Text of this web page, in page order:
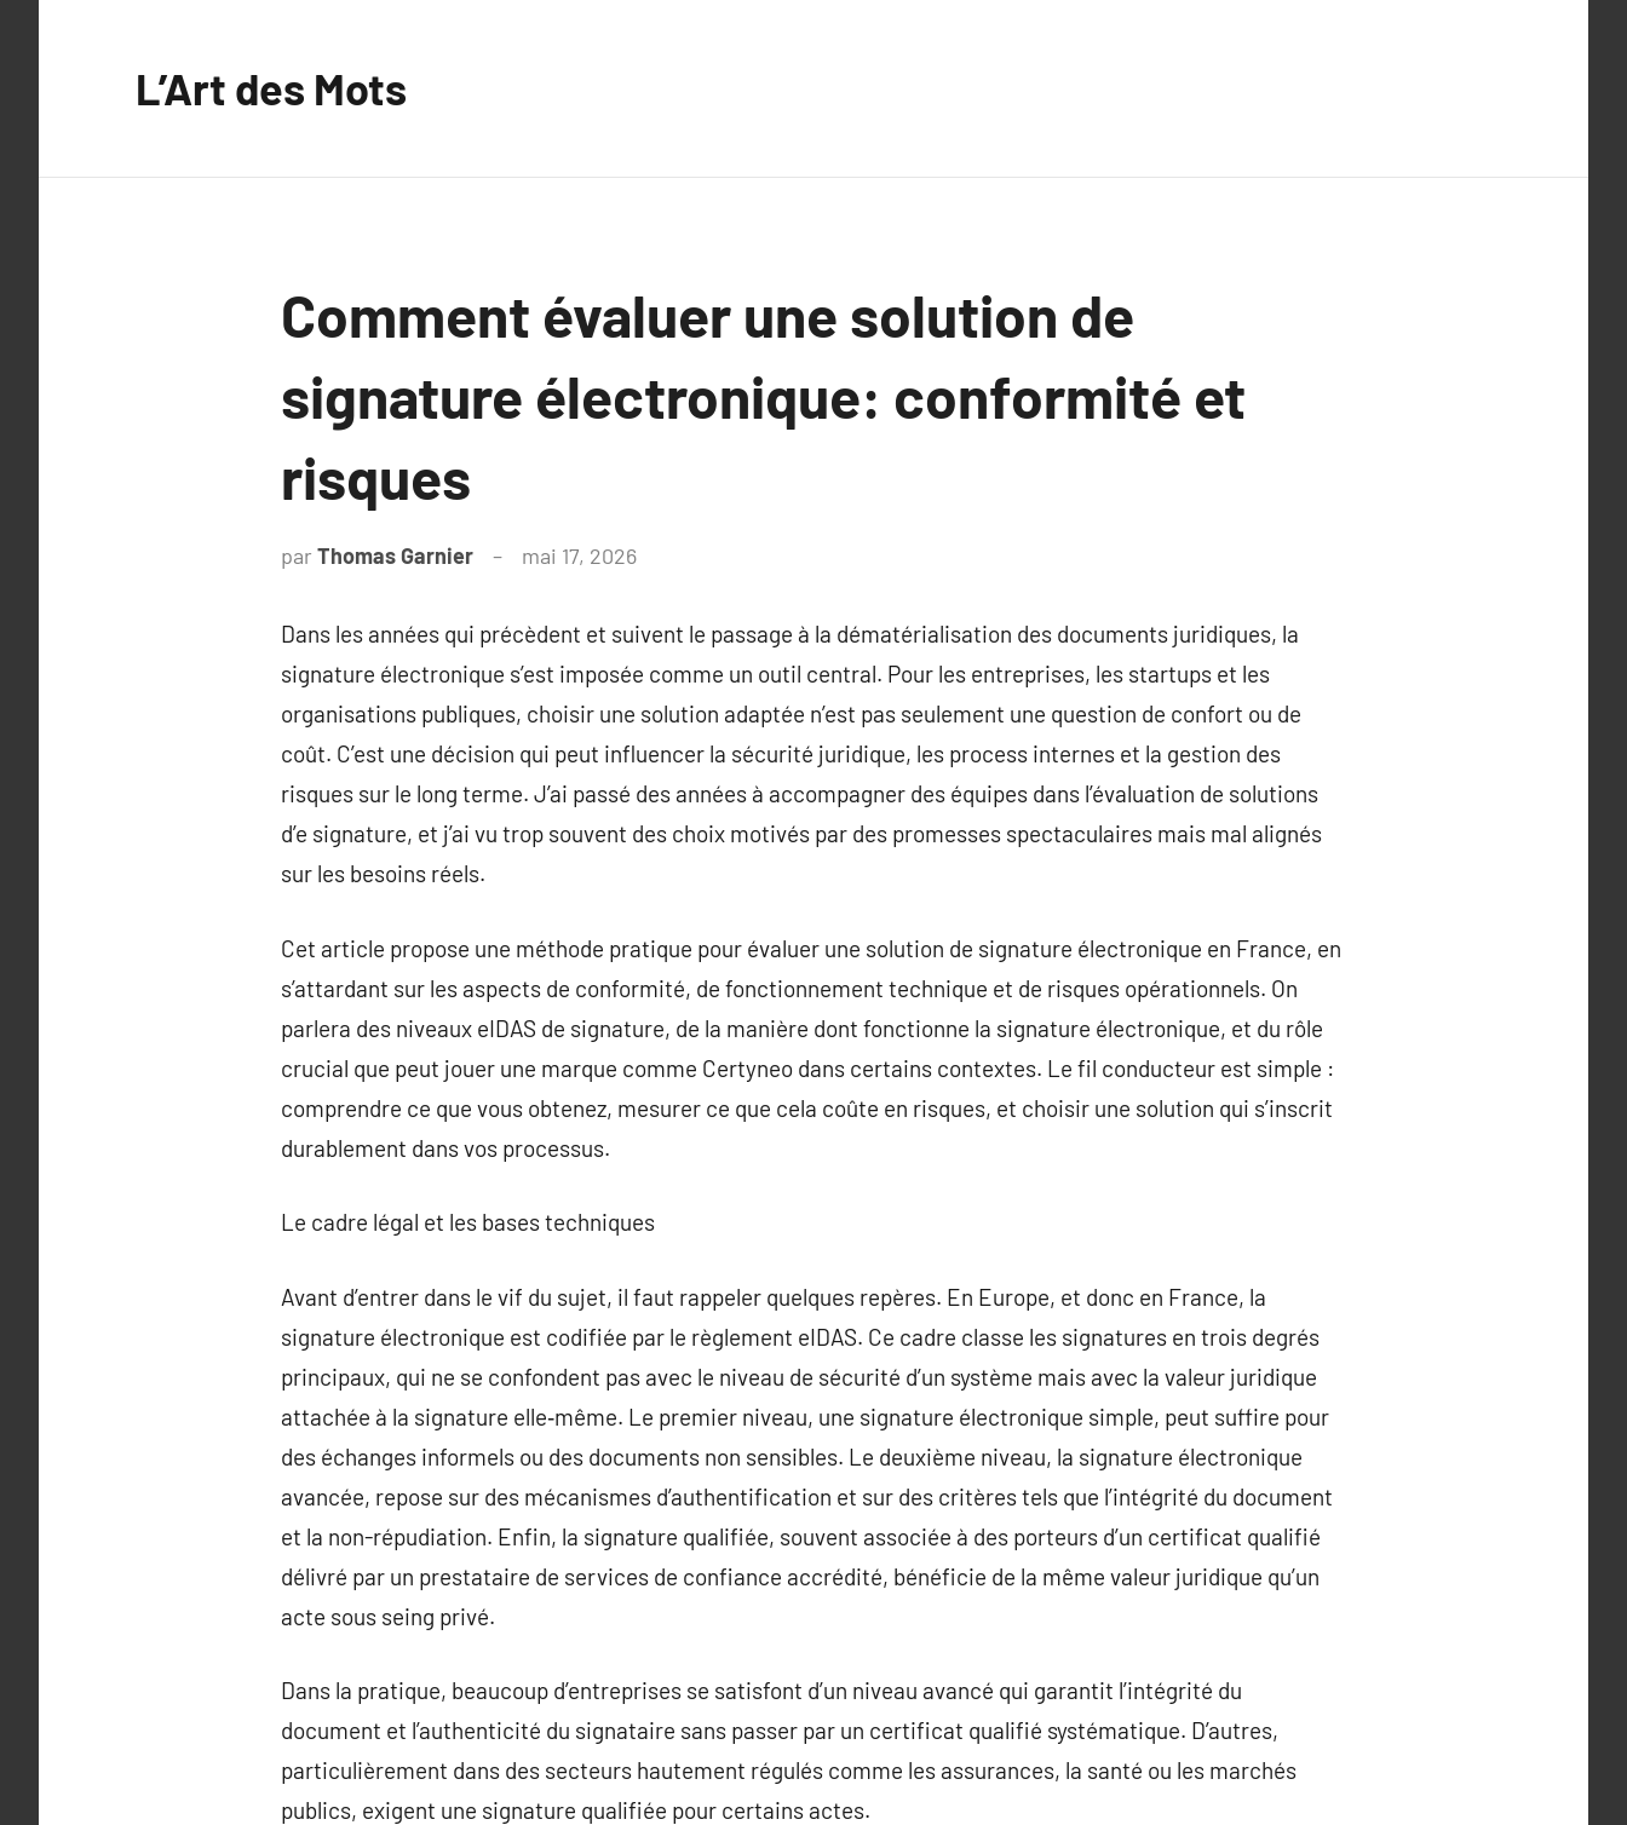
L’Art des Mots
Comment évaluer une solution de
signature électronique: conformité et
risques
par Thomas Garnier mai 17, 2026
Dans les années qui précèdent et suivent le passage à la dématérialisation des documents juridiques, la
signature électronique s’est imposée comme un outil central. Pour les entreprises, les startups et les
organisations publiques, choisir une solution adaptée n’est pas seulement une question de confort ou de
coût. C’est une décision qui peut influencer la sécurité juridique, les process internes et la gestion des
risques sur le long terme. J’ai passé des années à accompagner des équipes dans l’évaluation de solutions
d’e signature, et j’ai vu trop souvent des choix motivés par des promesses spectaculaires mais mal alignés
sur les besoins réels.
Cet article propose une méthode pratique pour évaluer une solution de signature électronique en France, en
s’attardant sur les aspects de conformité, de fonctionnement technique et de risques opérationnels. On
parlera des niveaux eIDAS de signature, de la manière dont fonctionne la signature électronique, et du rôle
crucial que peut jouer une marque comme Certyneo dans certains contextes. Le fil conducteur est simple :
comprendre ce que vous obtenez, mesurer ce que cela coûte en risques, et choisir une solution qui s’inscrit
durablement dans vos processus.
Le cadre légal et les bases techniques
Avant d’entrer dans le vif du sujet, il faut rappeler quelques repères. En Europe, et donc en France, la
signature électronique est codifiée par le règlement eIDAS. Ce cadre classe les signatures en trois degrés
principaux, qui ne se confondent pas avec le niveau de sécurité d’un système mais avec la valeur juridique
attachée à la signature elle‑même. Le premier niveau, une signature électronique simple, peut suffire pour
des échanges informels ou des documents non sensibles. Le deuxième niveau, la signature électronique
avancée, repose sur des mécanismes d’authentification et sur des critères tels que l’intégrité du document
et la non-répudiation. Enfin, la signature qualifiée, souvent associée à des porteurs d’un certificat qualifié
délivré par un prestataire de services de confiance accrédité, bénéficie de la même valeur juridique qu’un
acte sous seing privé.
Dans la pratique, beaucoup d’entreprises se satisfont d’un niveau avancé qui garantit l’intégrité du
document et l’authenticité du signataire sans passer par un certificat qualifié systématique. D’autres,
particulièrement dans des secteurs hautement régulés comme les assurances, la santé ou les marchés
publics, exigent une signature qualifiée pour certains actes.